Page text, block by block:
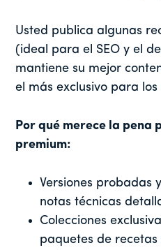
Usted publica algunas
(ideal para el SEO y el
mantiene su mejor
el más exclusivo para
Por qué merece la pena
premium:
Versiones probadas
notas técnicas
Colecciones
paquetes de